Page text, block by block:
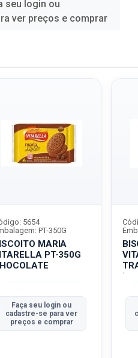
seu login ou
ver preços e comprar
MARIA
PT-350G
5654
PT-350G
Faça seu login ou
cadastre-se para ver
preços e comprar
L